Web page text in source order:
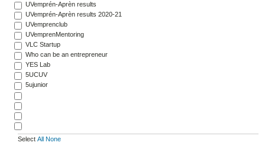
UVemprén-Aprèn results
UVemprén-Aprèn results 2020-21
UVemprenclub
UVemprenMentoring
VLC Startup
Who can be an entrepreneur
YES Lab
5UCUV
5ujunior
Select All None